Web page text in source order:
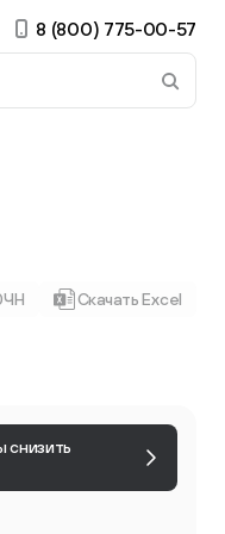
8 (800) 775-00-57
Скачать Excel
снизить